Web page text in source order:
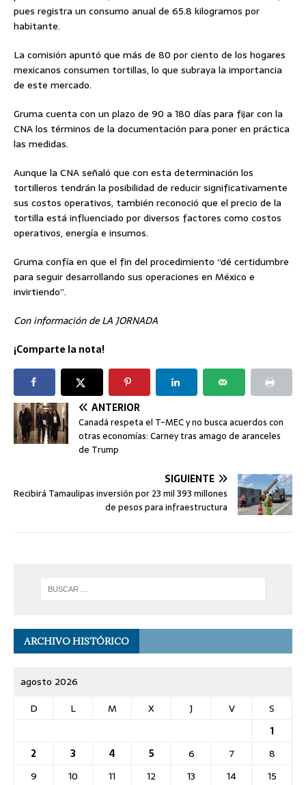
pues registra un consumo anual de 65.8 kilogramos por
habitante.
La comisión apuntó que más de 80 por ciento de los hogares
mexicanos consumen tortillas, lo que subraya la importancia
de este mercado.
Gruma cuenta con un plazo de 90 a 180 días para fijar con la
CNA los términos de la documentación para poner en práctica
las medidas.
Aunque la CNA señaló que con esta determinación los
tortilleros tendrán la posibilidad de reducir significativamente
sus costos operativos, también reconoció que el precio de la
tortilla está influenciado por diversos factores como costos
operativos, energía e insumos.
Gruma confía en que el fin del procedimiento “dé certidumbre
para seguir desarrollando sus operaciones en México e
invirtiendo”.
Con información de LA JORNADA
¡Comparte la nota!
ANTERIOR
Canadá respeta el T-MEC y no busca acuerdos con
otras economías: Carney tras amago de aranceles
de Trump
SIGUIENTE
Recibirá Tamaulipas inversión por 23 mil 393 millones
de pesos para infraestructura
ARCHIVO HISTÓRICO
agosto 2026
D
L M X J V
S
1
2
3 4 5 6 7
8
9
10 11 12 13 14
15